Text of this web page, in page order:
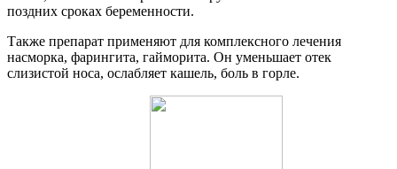
поздних сроках беременности.
Также препарат применяют для комплексного лечения
насморка, фарингита, гайморита. Он уменьшает отек
слизистой носа, ослабляет кашель, боль в горле.